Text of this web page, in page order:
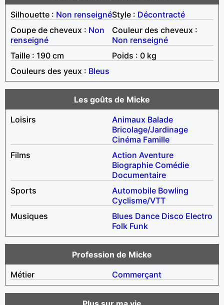
Silhouette : Non renseignéStyle : Décontracté
Coupe de cheveux : Non
renseigné
Couleur des cheveux :
Non renseigné
Taille : 190 cm
Poids : 0 kg
Couleurs des yeux : Bleus
Les goûts de Micke
Loisirs
Animaux Balade
Bricolage/Jardinage
Cinéma Famille
Films
Action Aventure
Biographie Comédie
Documentaire
Sports
Automobile Bowling
Cyclisme/VTT
Musiques
Blues Dance Disco Electro
Folk Funk
Profession de Micke
Métier
Commerçant